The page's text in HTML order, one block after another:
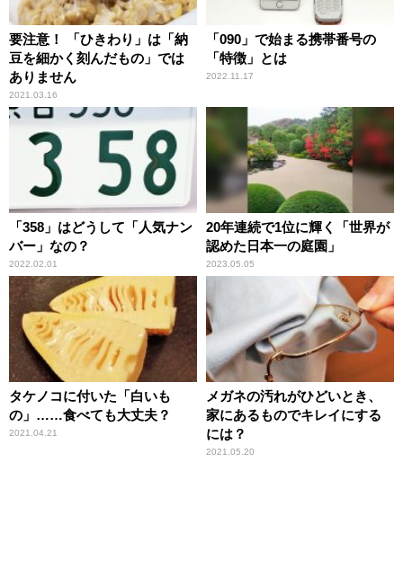
要注意！ 「ひきわり」は「納
豆を細かく刻んだもの」では
ありません
2021.03.16
「090」で始まる携帯番号の
「特徴」とは
2022.11.17
「358」はどうして「人気ナン
バー」なの？
2022.02.01
20年連続で1位に輝く「世界が
認めた日本一の庭園」
2023.05.05
タケノコに付いた「白いも
の」……食べても大丈夫？
2021.04.21
メガネの汚れがひどいとき、
家にあるものでキレイにする
には？
2021.05.20